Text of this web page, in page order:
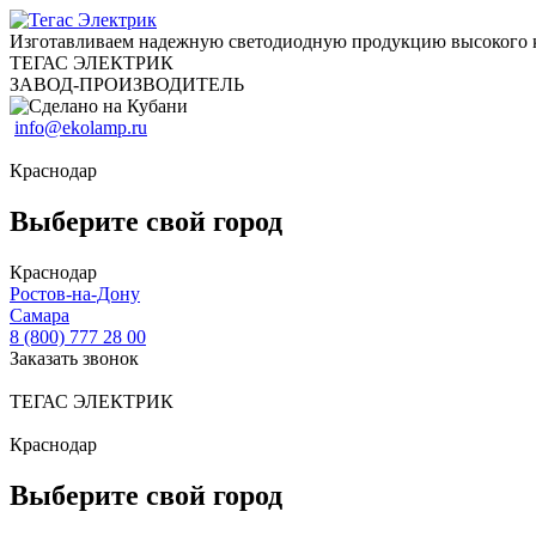
Изготавливаем надежную светодиодную продукцию высокого
ТЕГАС ЭЛЕКТРИК
ЗАВОД-ПРОИЗВОДИТЕЛЬ
info@ekolamp.ru
Краснодар
Выберите свой город
Краснодар
Ростов-на-Дону
Самара
8 (800) 777 28 00
Заказать звонок
ТЕГАС ЭЛЕКТРИК
Краснодар
Выберите свой город